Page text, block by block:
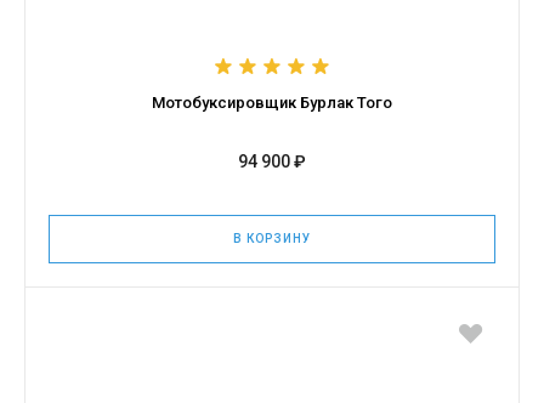
Мотобуксировщик Бурлак Того
94 900 ₽
В КОРЗИНУ